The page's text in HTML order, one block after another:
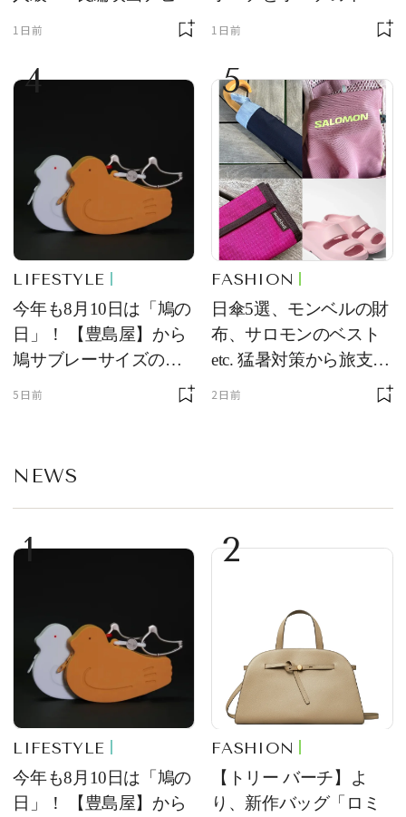
ー作の現場写真に反響
1日前
を初公開！ 本当に使え
ム
1日前
4
LIFESTYLE
今年も8月10日は「鳩の
日」！ 【豊島屋】から
鳩サブレーサイズのポ
ーチ「はとっこ」を限
5日前
5
FASHION
日傘5選、モンベルの財
布、サロモンのベスト
etc. 猛暑対策から旅支度
まで！ ｜今週の人気記
2日前
NEWS
1
LIFESTYLE
今年も8月10日は「鳩の
日」！ 【豊島屋】から
2
FASHION
【トリー バーチ】よ
り、新作バッグ「ロミ